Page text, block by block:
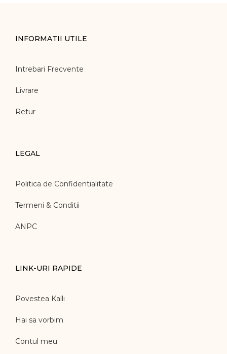
INFORMATII UTILE
Intrebari Frecvente
Livrare
Retur
LEGAL
Politica de Confidentialitate
Termeni & Conditii
ANPC
LINK-URI RAPIDE
Povestea Kalli
Hai sa vorbim
Contul meu